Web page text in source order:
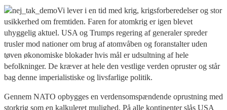
Vi lever i en tid med krig, krigsforberedelser og stor
usikkerhed om fremtiden. Faren for atomkrig er igen blevet
uhyggelig aktuel. USA og Trumps regering af generaler spreder
trusler mod nationer om brug af atomvåben og foranstalter uden
tøven økonomiske blokader hvis mål er udsultning af hele
befolkninger. De kræver at hele den vestlige verden opruster og står
bag denne imperialistiske og livsfarlige politik.
Gennem NATO opbygges en verdensomspændende oprustning med
storkrig som en kalkuleret mulighed. På alle kontinenter slås USA